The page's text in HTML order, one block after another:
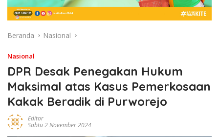
Beranda Nasional
Nasional
DPR Desak Penegakan Hukum
Maksimal atas Kasus Pemerkosaan
Kakak Beradik di Purworejo
Editor
Sabtu 2 November 2024